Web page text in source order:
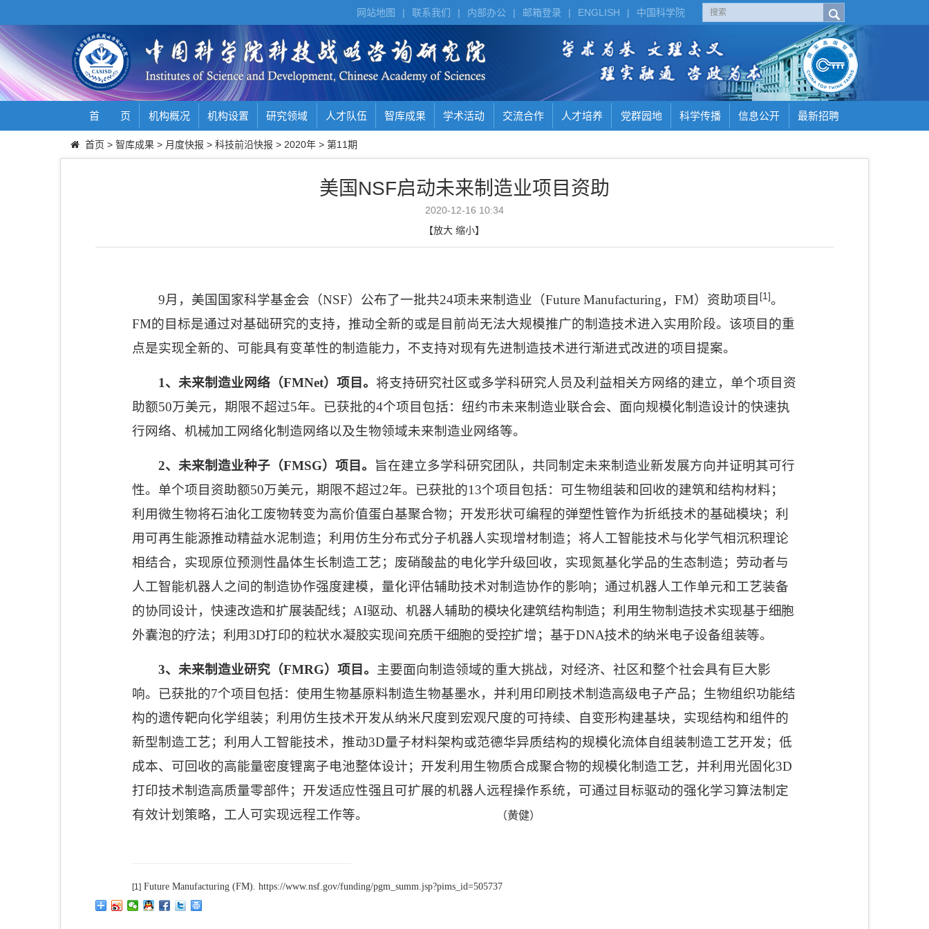
中国科学院
|
ENGLISH
|
邮箱登录
|
内部办公
|
联系我们
|
网站地图
首 页 机构概况 机构设置 研究领域 人才队伍 智库成果 学术活动 交流合作 人才培养 党群园地 科学传播 信息公开 最新招聘
首页 > 智库成果 > 月度快报 > 科技前沿快报 > 2020年 > 第11期
美国NSF启动未来制造业项目资助
2020-12-16 10:34
【放大 缩小】
9月，美国国家科学基金会（NSF）公布了一批共24项未来制造业（Future Manufacturing， FM）资助项目 [1]。
FM的目标是通过对基础研究的支持，推动全新的或是目前尚无法大规模推广的制造技术进入实用阶段。该项目的重
点是实现全新的、可能具有变革性的制造能力，不支持对现有先进制造技术进行渐进式改进的项目提案。
1、未来制造业网络（FMNet）项目。 将支持研究社区或多学科研究人员及利益相关方网络的建立，单个项目资
助额50万美元，期限不超过5年。已获批的4个项目包括：纽约市未来制造业联合会、面向规模化制造设计的快速执
行网络、机械加工网络化制造网络以及生物领域未来制造业网络等。
2、未来制造业种子（FMSG）项目。
旨在建立多学科研究团队，共同制定未来制造业新发展方向并证明其可行
性。单个项目资助额50万美元，期限不超过2年。已获批的13个项目包括：可生物组装和回收的建筑和结构材料；
利用微生物将石油化工废物转变为高价值蛋白基聚合物；开发形状可编程的弹塑性管作为折纸技术的基础模块；利
用可再生能源推动精益水泥制造；利用仿生分布式分子机器人实现增材制造；将人工智能技术与化学气相沉积理论
相结合，实现原位预测性晶体生长制造工艺；废硝酸盐的电化学升级回收，实现氮基化学品的生态制造；劳动者与
人工智能机器人之间的制造协作强度建模，量化评估辅助技术对制造协作的影响；通过机器人工作单元和工艺装备
的协同设计，快速改造和扩展装配线； AI驱动、机器人辅助的模块化建筑结构制造；利用生物制造技术实现基于细胞
外囊泡的疗法；利用3D打印的粒状水凝胶实现间充质干细胞的受控扩增；基于DNA技术的纳米电子设备组装等。
3、未来制造业研究（FMRG）项目。
主要面向制造领域的重大挑战，对经济、社区和整个社会具有巨大影
响。已获批的7个项目包括：使用生物基原料制造生物基墨水，并利用印刷技术制造高级电子产品；生物组织功能结
构的遗传靶向化学组装；利用仿生技术开发从纳米尺度到宏观尺度的可持续、自变形构建基块，实现结构和组件的
新型制造工艺；利用人工智能技术，推动3D量子材料架构或范德华异质结构的规模化流体自组装制造工艺开发；低
成本、可回收的高能量密度锂离子电池整体设计；开发利用生物质合成聚合物的规模化制造工艺，并利用光固化3D
打印技术制造高质量零部件；开发适应性强且可扩展的机器人远程操作系统，可通过目标驱动的强化学习算法制定
有效计划策略，工人可实现远程工作等。
（黄健）
[1] Future Manufacturing (FM). https://www.nsf.gov/funding/pgm_summ.jsp?pims_id=505737